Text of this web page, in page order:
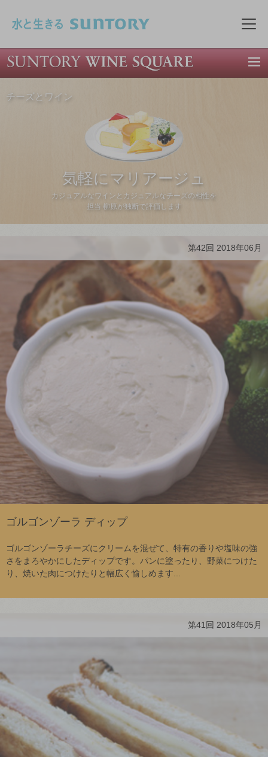
メ
チーズとワイン
気軽にマリアージュ
カジュアルなワインとカジュアルなチーズの相性を
担当 柳原が独断で評価します
第42回 2018年06月
ゴルゴンゾーラ ディップ
ゴルゴンゾーラチーズにクリームを混ぜて、特有の香りや塩味の強
さをまろやかにしたディップです。パンに塗ったり、野菜につけた
り、焼いた肉につけたりと幅広く愉しめます...
第41回 2018年05月